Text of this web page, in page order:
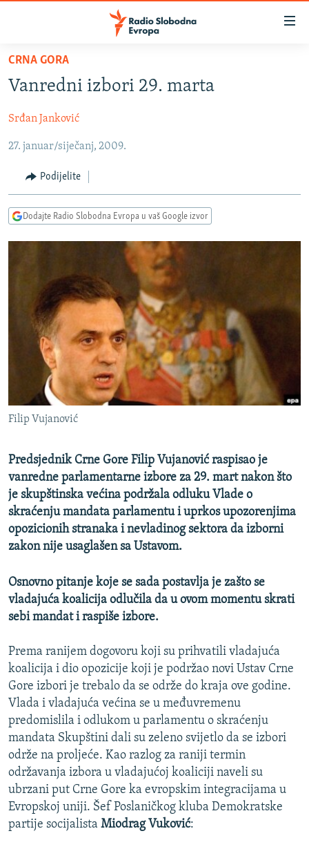
Pređite
glavni
Pređite
na
navigaciju
Pređite
na
pretragu
SRBIJA
KOSOVO
CRNA GORA
VIZUELNO
VIDEO
PODCASTI
KINA NA BALKANU
RSE PRIČE IZ SVIJETA
ISPRIČAJ MI
DNEVNO@RSE
SPECIJALI RSE
VIŠE OD NASLOVA
GENOCID U SREBRENICI
TV LIBERTY
POST SCRIPTUM
MOJA EVROPA
TRI DECENIJE OD RATA U BIH
NASTANAK I RASPAD JUGOSLAVIJE
PRATITE NAS
Sve RFE/RL stranice
CRNA GORA
Vanredni izbori 29. marta
Srđan Janković
27. januar/siječanj, 2009.
Podijelite
Dodajte Radio Slobodna Evropa u vaš Google izvor
Filip Vujanović
Predsjednik Crne Gore Filip Vujanović raspisao je
vanredne parlamentarne izbore za 29. mart nakon što
je skupštinska većina podržala odluku Vlade o
skraćenju mandata parlamentu i uprkos upozorenjima
opozicionih stranaka i nevladinog sektora da izborni
zakon nije usaglašen sa Ustavom.
Osnovno pitanje koje se sada postavlja je zašto se
vladajuća koalicija odlučila da u ovom momentu skrati
sebi mandat i raspiše izbore.
Prema ranijem dogovoru koji su prihvatili vladajuća
koalicija i dio opozicije koji je podržao novi Ustav Crne
Gore izbori je trebalo da se održe do kraja ove godine.
Vlada i vladajuća većina se u međuvremenu
predomislila i odlukom u parlamentu o skraćenju
mandata Skupštini dali su zeleno svijetlo da se izbori
održe na proljeće. Kao razlog za raniji termin
održavanja izbora u vladajućoj koaliciji naveli su
ubrzani put Crne Gore ka evropskim integracijama u
Evropskoj uniji. Šef Poslaničkog kluba Demokratske
partije socijalista Miodrag Vuković: